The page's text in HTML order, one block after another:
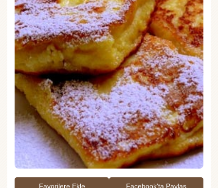
Favorilere Ekle Facebook'ta Paylaş